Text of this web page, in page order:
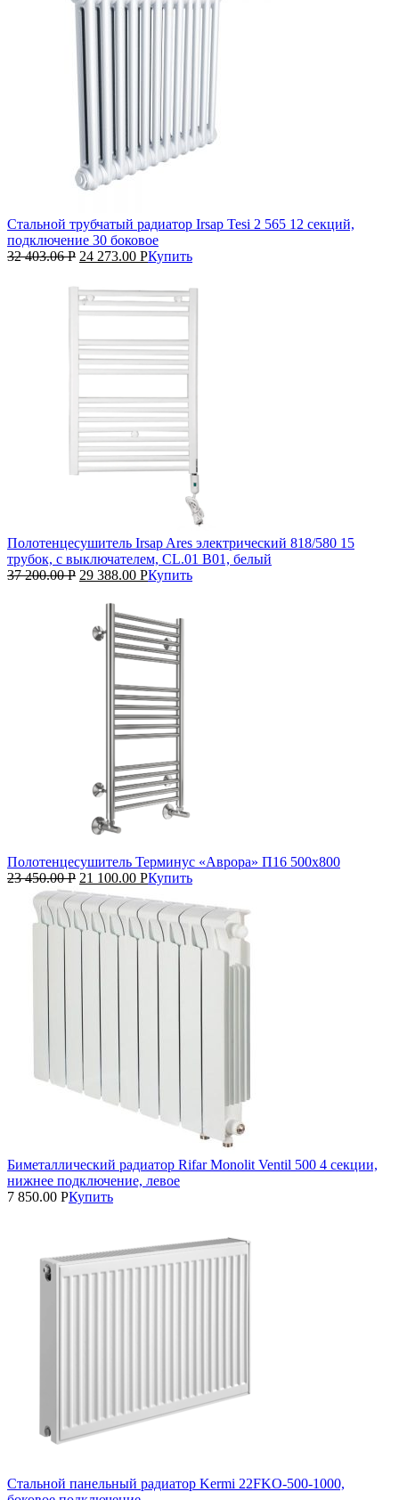
Стальной трубчатый радиатор Irsap Tesi 2 565 12 секций,
подключение 30 боковое
32 403.06Р 24 273.00 РКупить
Полотенцесушитель Irsap Ares электрический 818/580 15
трубок, с выключателем, CL.01 B01, белый
37 200.00Р 29 388.00 РКупить
Полотенцесушитель Терминус «Аврора» П16 500х800
23 450.00Р 21 100.00 РКупить
Биметаллический радиатор Rifar Monolit Ventil 500 4 секции,
нижнее подключение, левое
7 850.00 РКупить
Стальной панельный радиатор Kermi 22FKO‑500‑1000,